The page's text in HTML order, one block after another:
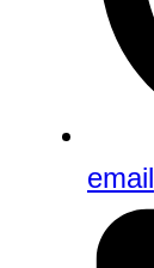
email